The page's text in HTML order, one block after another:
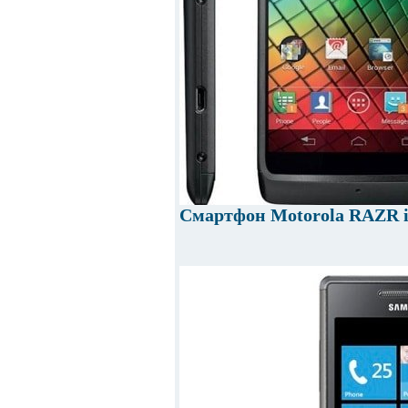
Смартфон Motorola RAZR i